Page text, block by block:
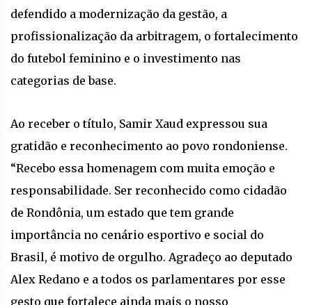
defendido a modernização da gestão, a
profissionalização da arbitragem, o fortalecimento
do futebol feminino e o investimento nas
categorias de base.
Ao receber o título, Samir Xaud expressou sua
gratidão e reconhecimento ao povo rondoniense.
“Recebo essa homenagem com muita emoção e
responsabilidade. Ser reconhecido como cidadão
de Rondônia, um estado que tem grande
importância no cenário esportivo e social do
Brasil, é motivo de orgulho. Agradeço ao deputado
Alex Redano e a todos os parlamentares por esse
gesto que fortalece ainda mais o nosso